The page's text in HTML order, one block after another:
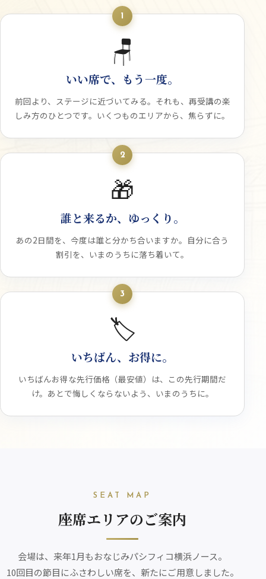
1
🪑
いい席で、もう一度。
前回より、ステージに近づいてみる。それも、再受講の楽
しみ方のひとつです。いくつものエリアから、焦らずに。
2
🎁
誰と来るか、ゆっくり。
あの2日間を、今度は誰と分かち合いますか。自分に合う
割引を、いまのうちに落ち着いて。
3
🏷️
いちばん、お得に。
いちばんお得な先行価格（最安値）は、この先行期間だ
け。あとで悔しくならないよう、いまのうちに。
SEAT MAP
座席エリアのご案内
会場は、来年1月もおなじみパシフィコ横浜ノース。
10回目の節目にふさわしい席を、 新たにご用意しました。